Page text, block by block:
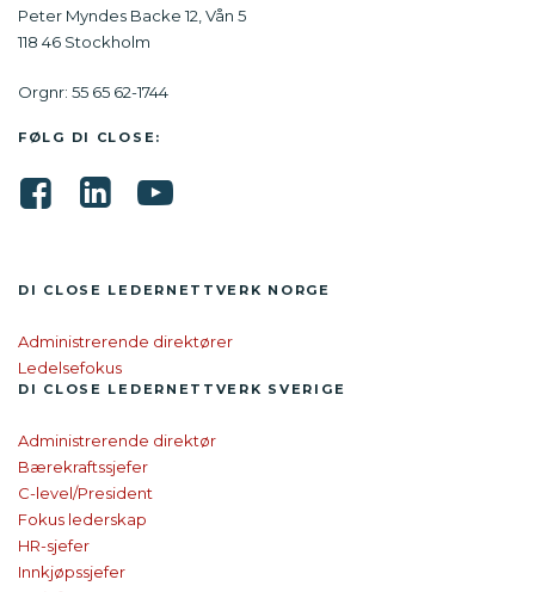
Peter Myndes Backe 12, Vån 5
118 46 Stockholm
Orgnr: 55 65 62-1744
FØLG DI CLOSE:
DI CLOSE LEDER­NETTVERK NORGE
Administrerende direktører
Ledelsefokus
DI CLOSE LEDER­NETTVERK SVERIGE
Administrerende direktør
Bærekraftssjefer
C-level/President
Fokus lederskap
HR-sjefer
Innkjøpssjefer